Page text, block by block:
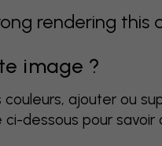
rendering this
image ?
ajouter ou
dessous pour